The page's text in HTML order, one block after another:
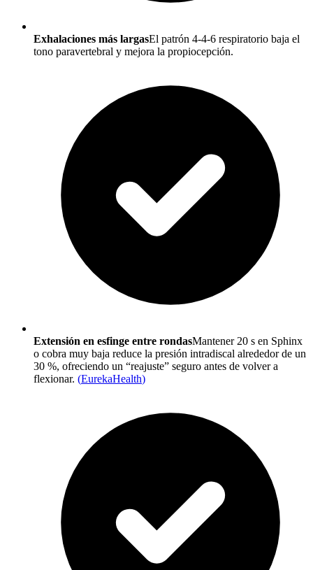
Exhalaciones más largasEl patrón 4-4-6 respiratorio baja el
tono paravertebral y mejora la propiocepción.
Extensión en esfinge entre rondasMantener 20 s en Sphinx
o cobra muy baja reduce la presión intradiscal alrededor de un
30 %, ofreciendo un “reajuste” seguro antes de volver a
flexionar. (EurekaHealth)